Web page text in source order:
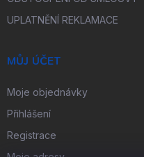
UPLATNĚNÍ REKLAMACE
MŮJ ÚČET
Moje objednávky
Přihlášení
Registrace